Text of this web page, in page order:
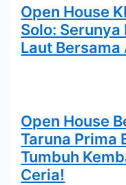
Open House
Solo:
Laut Bersama
Open House
Taruna Prima
Tumbuh
Ceria!